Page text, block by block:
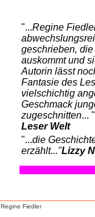
"...Regine
geschrieben,
auskommt und
Autorin lässt
Fantasie des
vielschichtig
Geschmack
zugeschnitten... "
Leser Welt
"...die
erzählt..."Lizzy
Regine Fiedler